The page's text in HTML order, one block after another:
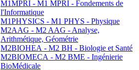
M1MPRI - M1 MPRI - Fondements de
l'Informatique
M1PHYSICS - M1 PHYS - Physique
M2AAG - M2 AAG - Analyse,
Arithmétique, Géométrie
M2BIOHEA - M2 BH - Biologie et Santé
M2BIOMECA - M2 BME - Ingénierie
BioMédicale